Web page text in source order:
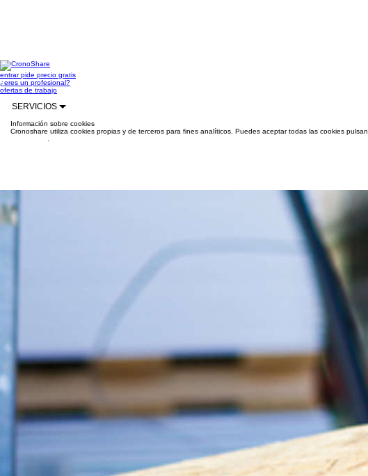
entrarpide precio gratis
¿eres un profesional?
ofertas de trabajo
SERVICIOS
Información sobre cookies
Cronoshare utiliza cookies propias y de terceros para fines analíticos. Puedes aceptar todas las cookies